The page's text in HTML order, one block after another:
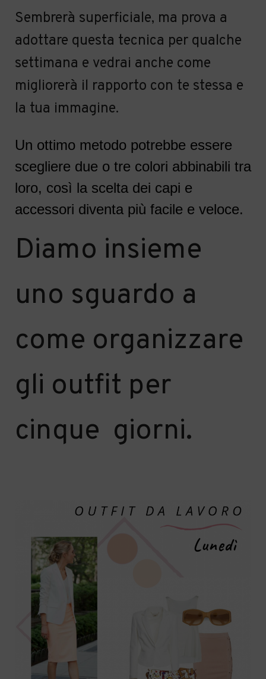
Sembrerà superficiale, ma prova a
adottare questa tecnica per qualche
settimana e vedrai anche come
migliorerà il rapporto con te stessa e
la tua immagine.
Un ottimo metodo potrebbe essere
scegliere due o tre colori abbinabili tra
loro, così la scelta dei capi e
accessori diventa più facile e veloce.
Diamo insieme
uno sguardo a
come organizzare
gli outfit per
cinque giorni.